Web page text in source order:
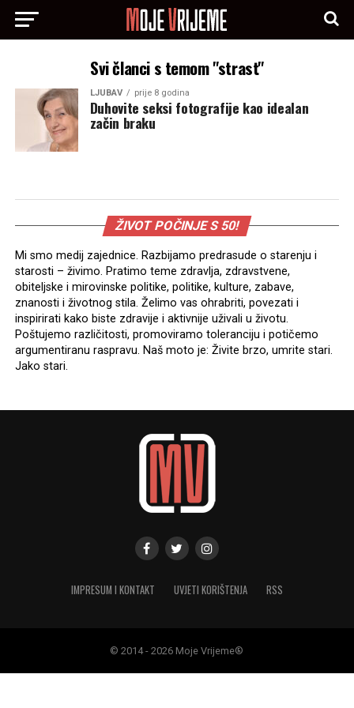
Svi članci s temom "strast"
LJUBAV prije 8 godina
Duhovite seksi fotografije kao idealan
začin braku
ŽIVOT POČINJE S 50!
Mi smo medij zajednice. Razbijamo predrasude o starenju i
starosti – živimo. Pratimo teme zdravlja, zdravstvene,
obiteljske i mirovinske politike, politike, kulture, zabave,
znanosti i životnog stila. Želimo vas ohrabriti, povezati i
inspirirati kako biste zdravije i aktivnije uživali u životu.
Poštujemo različitosti, promoviramo toleranciju i potičemo
argumentiranu raspravu. Naš moto je: Živite brzo, umrite stari.
Jako stari.
IMPRESUM I KONTAKT UVJETI KORIŠTENJA RSS
© 2014 - 2026 Moje Vrijeme®